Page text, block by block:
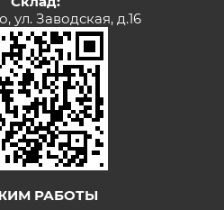
ул. Заводская, д.16
РАБОТЫ